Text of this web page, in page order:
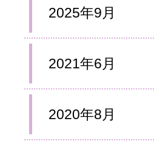
2025年9月
2021年6月
2020年8月